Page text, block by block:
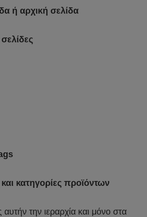
ή αρχική σελίδα
κατηγορίες προϊόντων
την ιεραρχία και μόνο στα